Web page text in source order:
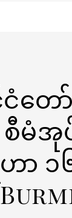
တေ
မံအု
၁၆